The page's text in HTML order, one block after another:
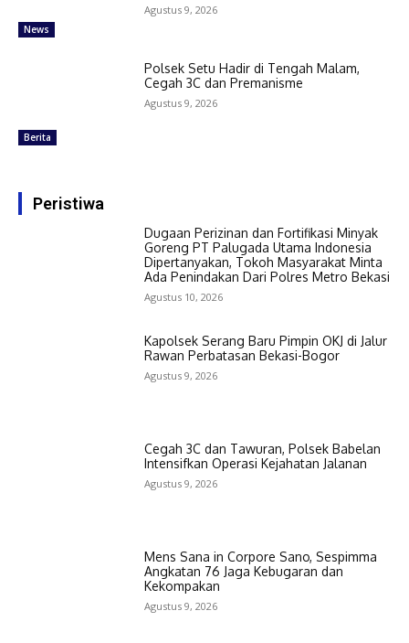
News
Agustus 9, 2026
Berita
Polsek Setu Hadir di Tengah Malam,
Cegah 3C dan Premanisme
Agustus 9, 2026
Peristiwa
Dugaan Perizinan dan Fortifikasi Minyak
Goreng PT Palugada Utama Indonesia
Dipertanyakan, Tokoh Masyarakat Minta
Ada Penindakan Dari Polres Metro Bekasi
Agustus 10, 2026
Kapolsek Serang Baru Pimpin OKJ di Jalur
Rawan Perbatasan Bekasi-Bogor
Agustus 9, 2026
Cegah 3C dan Tawuran, Polsek Babelan
Intensifkan Operasi Kejahatan Jalanan
Agustus 9, 2026
Mens Sana in Corpore Sano, Sespimma
Angkatan 76 Jaga Kebugaran dan
Kekompakan
Agustus 9, 2026